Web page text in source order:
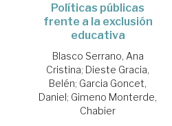
Políticas públicas
frente a la exclusión
educativa
Blasco Serrano, Ana
Cristina; Dieste Gracia,
Belén; Garcia Goncet,
Daniel; Gimeno Monterde,
Chabier